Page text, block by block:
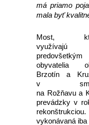
má priamo
mala byť
Most,
využívajú
predovšetkým
obyvatelia
Brzotín a
v
na Rožňavu a
prevádzky v
vykonávaná iba